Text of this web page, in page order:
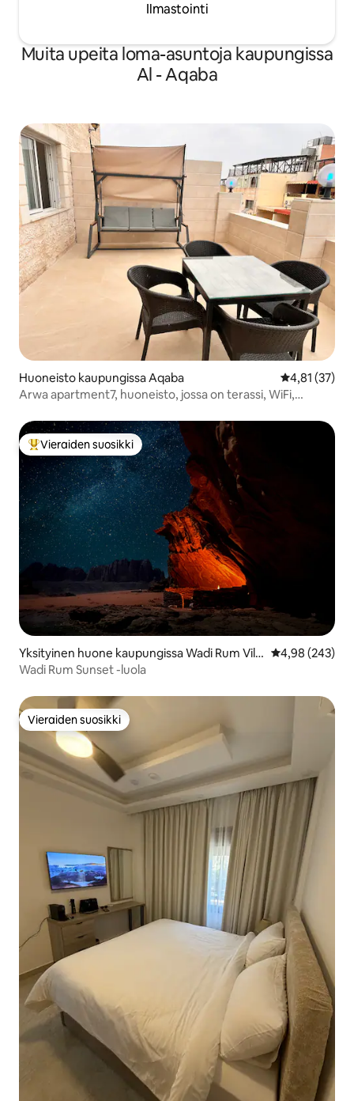
Ilmastointi
Muita upeita loma-asuntoja kaupungissa
Al - Aqaba
Huoneisto kaupungissa Aqaba
4,81 (37)
Arwa apartment7, huoneisto, jossa on terassi, WiFi,
Vieraiden suosikkien parhaimmistoa
Vieraiden suosikki
Yksityinen huone kaupungissa Wadi Rum Villa
ge
4,98 (243)
Wadi Rum Sunset -luola
Vieraiden suosikki
Vieraiden suosikki